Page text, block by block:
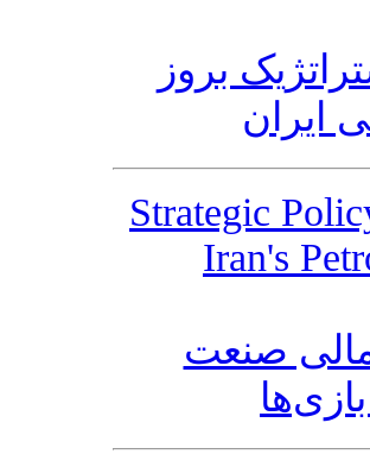
بروز
ایران
Strategic
Iran's
صنعت